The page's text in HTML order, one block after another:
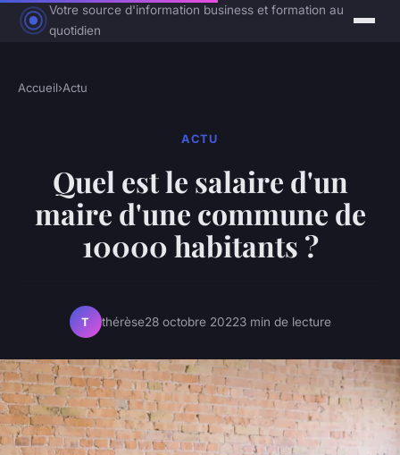
Votre source d'information business et formation au
quotidien
Accueil›Actu
ACTU
Quel est le salaire d'un
maire d'une commune de
10000 habitants ?
T thérèse28 octobre 20223 min de lecture